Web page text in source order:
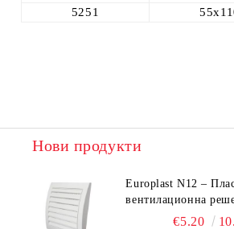
5251
Нови продукти
Europlast N12 –
вентилационна
€5.20